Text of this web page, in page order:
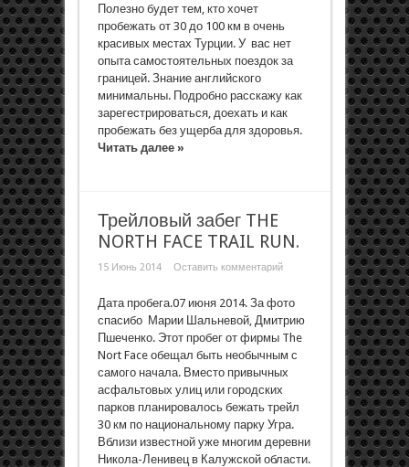
Полезно будет тем, кто хочет
пробежать от 30 до 100 км в очень
красивых местах Турции. У вас нет
опыта самостоятельных поездок за
границей. Знание английского
минимальны. Подробно расскажу как
зарегестрироваться, доехать и как
пробежать без ущерба для здоровья.
Читать далее »
Трейловый забег THE
NORTH FACE TRAIL RUN.
15 Июнь 2014 Оставить комментарий
Дата пробега.07 июня 2014. За фото
спасибо Марии Шальневой, Дмитрию
Пшеченко. Этот пробег от фирмы The
Nort Face обещал быть необычным с
самого начала. Вместо привычных
асфальтовых улиц или городских
парков планировалось бежать трейл
30 км по национальному парку Угра.
Вблизи известной уже многим деревни
Никола-Ленивец в Калужской области.